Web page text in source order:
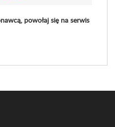
powołaj się na serwis